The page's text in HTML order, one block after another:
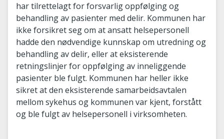
har tilrettelagt for forsvarlig oppfølging og
behandling av pasienter med delir. Kommunen har
ikke forsikret seg om at ansatt helsepersonell
hadde den nødvendige kunnskap om utredning og
behandling av delir, eller at eksisterende
retningslinjer for oppfølging av inneliggende
pasienter ble fulgt. Kommunen har heller ikke
sikret at den eksisterende samarbeidsavtalen
mellom sykehus og kommunen var kjent, forstått
og ble fulgt av helsepersonell i virksomheten.